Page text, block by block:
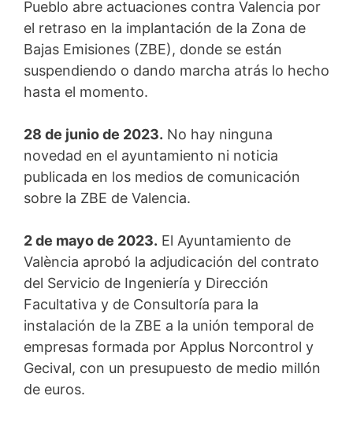
Pueblo abre actuaciones contra Valencia por
el retraso en la implantación de la Zona de
Bajas Emisiones (ZBE), donde se están
suspendiendo o dando marcha atrás lo hecho
hasta el momento.
28 de junio de 2023. No hay ninguna
novedad en el ayuntamiento ni noticia
publicada en los medios de comunicación
sobre la ZBE de Valencia.
2 de mayo de 2023. El Ayuntamiento de
València aprobó la adjudicación del contrato
del Servicio de Ingeniería y Dirección
Facultativa y de Consultoría para la
instalación de la ZBE a la unión temporal de
empresas formada por Applus Norcontrol y
Gecival, con un presupuesto de medio millón
de euros.